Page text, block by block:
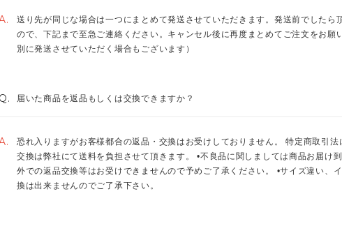
送り先が同じな場合は一つにまとめて発送させていただきます。発送前でした
ので、下記まで至急ご連絡ください。キャンセル後に再度まとめてご注文をお
別に発送させていただく場合もございます）
届いた商品を返品もしくは交換できますか？
恐れ入りますがお客様都合の返品・交換はお受けしておりません。 特定商取引法
交換は弊社にて送料を負担させて頂きます。 •不良品に関しましては商品お届け
外での返品交換等はお受けできませんので予めご了承ください。 •サイズ違い、
換は出来ませんのでご了承下さい。